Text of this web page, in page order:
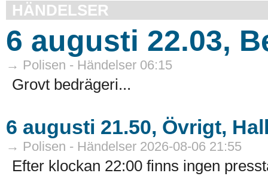
HÄNDELSER
6 augusti 22.03,
→ Polisen - Händelser 06:15
Grovt bedrägeri...
6 augusti 21.50, Övrigt,
→ Polisen - Händelser 2026-08-06 21:55
Efter klockan 22:00 finns ingen